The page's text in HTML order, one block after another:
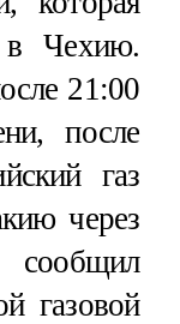
в Чехию.
21:00
после
газ
через
сообщил
газовой